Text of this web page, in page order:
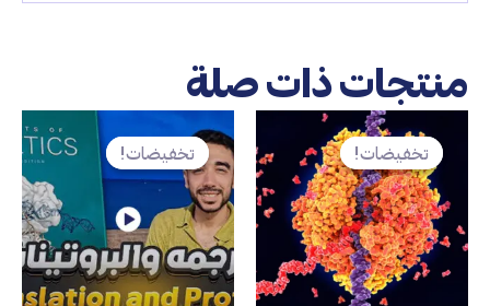
منتجات ذات صلة
تخفيضات!
تخفيضات!
السعر
الأصلي
هو:
EGP900.
السعر
الحالي
هو:
EGP399.
تخفيضات!
تخفيضات!
الأصلي
هو:
EGP699.
الحالي
EGP250.